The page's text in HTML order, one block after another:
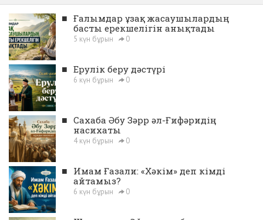
■ Ғалымдар ұзақ жасаушылардың
басты ерекшелігін анықтады
5 күн бұрын 0
■ Ерулік беру дәстүрі
6 күн бұрын 0
■ Сахаба Әбу Зәрр әл-Ғифәридің
насихаты
4 күн бұрын 0
■ Имам Ғазали: «Хәкім» деп кімді
айтамыз?
6 күн бұрын 0